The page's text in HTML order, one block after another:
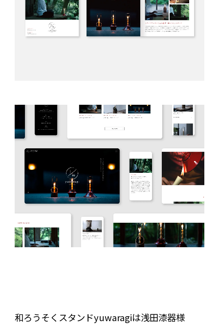
和ろうそくスタンドyuwaragiは浅田漆器様